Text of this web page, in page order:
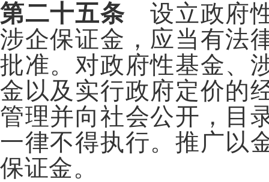
第二十五条 设立政府
涉企保证金，应当有法
批准。对政府性基金、
金以及实行政府定价的
管理并向社会公开，目
一律不得执行。推广以
保证金。